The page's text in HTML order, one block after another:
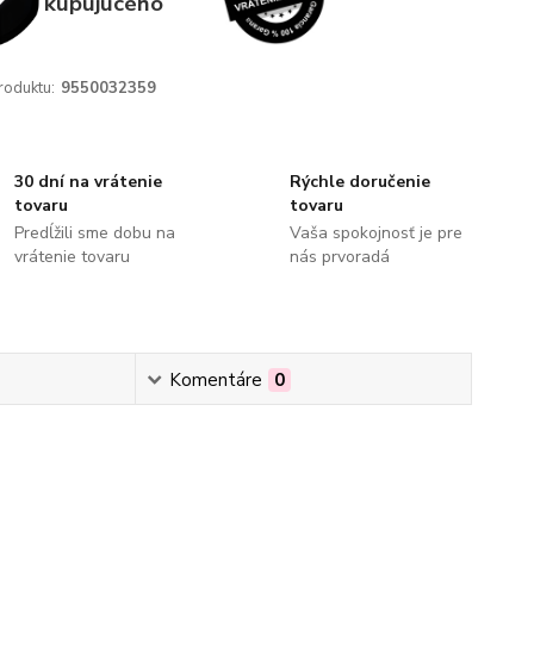
9550032359
30 dní na vrátenie
tovaru
Predĺžili sme dobu na
vrátenie tovaru
Rýchle doručenie
tovaru
Vaša spokojnosť je pre
nás prvoradá
Komentáre 0